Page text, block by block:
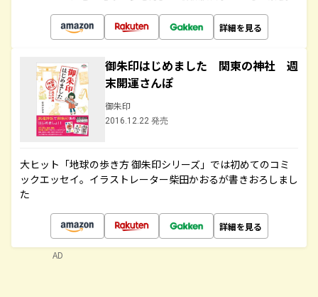
詳細を見る
御朱印はじめました 関東の神社 週
末開運さんぽ
御朱印
2016.12.22 発売
大ヒット「地球の歩き方 御朱印シリーズ」では初めてのコミ
ックエッセイ。イラストレーター柴田かおるが書きおろしまし
た
詳細を見る
AD